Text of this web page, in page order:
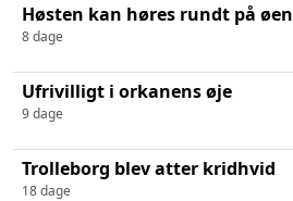
Høsten kan høres rundt på øen
8 dage
Ufrivilligt i orkanens øje
9 dage
Trolleborg blev atter kridhvid
18 dage